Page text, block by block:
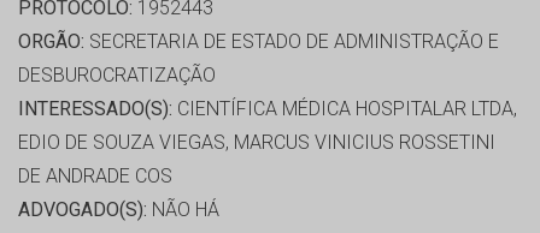
PROTOCOLO: 1952443
ORGÃO: SECRETARIA DE ESTADO DE ADMINISTRAÇÃO E
DESBUROCRATIZAÇÃO
INTERESSADO(S): CIENTÍFICA MÉDICA HOSPITALAR LTDA,
EDIO DE SOUZA VIEGAS, MARCUS VINICIUS ROSSETINI
DE ANDRADE COS
ADVOGADO(S): NÃO HÁ